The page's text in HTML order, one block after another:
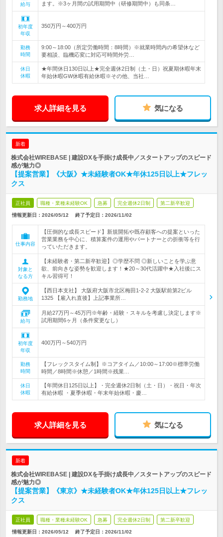
給与
ます。※3ヶ月間の試用期間中（研修期間中）も同条…
初年度
年収
350万円～400万円
勤務
時間
9:00～18:00（所定労働時間：8時間）※就業時間内の希望休など
要相談、臨機応変に対応可時間外労…
休日
休暇
★年間休日130日以上★完全週休2日制（土・日）祝夏期休暇年末
年始休暇GW休暇有給休暇※その他、当社…
求人詳細を見る 気になる
新着
株式会社WIREBASE | 建設DXを手掛け成長中／スタートアップのスピード
感が魅力◎
【提案営業】《大阪》★未経験者OK★年休125日以上★フレッ
クス
正社員 職種・業種未経験OK 急募 完全週休2日制 第二新卒歓迎
情報更新日：2026/05/12 終了予定日： 2026/11/02
仕事内容
【圧倒的な成長スピード】新規開拓や既存顧客への提案といった
営業業務を中心に、積算案件の運用やパートナーとの折衝等を行
っていただきます。
対象と
なる方
【未経験者・第二新卒歓迎】◎学歴不問 ◎新しいことを学ぶ意
欲、前向きな姿勢を歓迎します！★20～30代活躍中★入社後にス
キル習得可！
勤務地
【西日本支社】 大阪府大阪市北区梅田1-2-2 大阪駅前第2ビル
1325 【雇入れ直後】上記事業所…
給与
月給27万円～45万円※年齢・経験・スキルを考慮し決定します※
試用期間6ヶ月（条件変更なし）
初年度
年収
400万円～540万円
勤務
時間
【フレックスタイム制】※コアタイム／10:00～17:00※標準労働
時間／8時間※休憩／1時間※残業…
休日
休暇
【年間休日125日以上】・完全週休2日制（土・日）・祝日・年次
有給休暇 ・夏季休暇・年末年始休暇・慶…
求人詳細を見る 気になる
新着
株式会社WIREBASE | 建設DXを手掛け成長中／スタートアップのスピード
感が魅力◎
【提案営業】《東京》★未経験者OK★年休125日以上★フレッ
クス
正社員 職種・業種未経験OK 急募 完全週休2日制 第二新卒歓迎
情報更新日：2026/05/12 終了予定日： 2026/11/02